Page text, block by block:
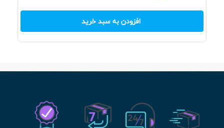
افزودن به سبد خرید